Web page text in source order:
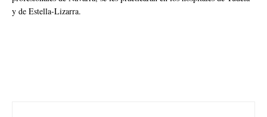
y de Estella-Lizarra.